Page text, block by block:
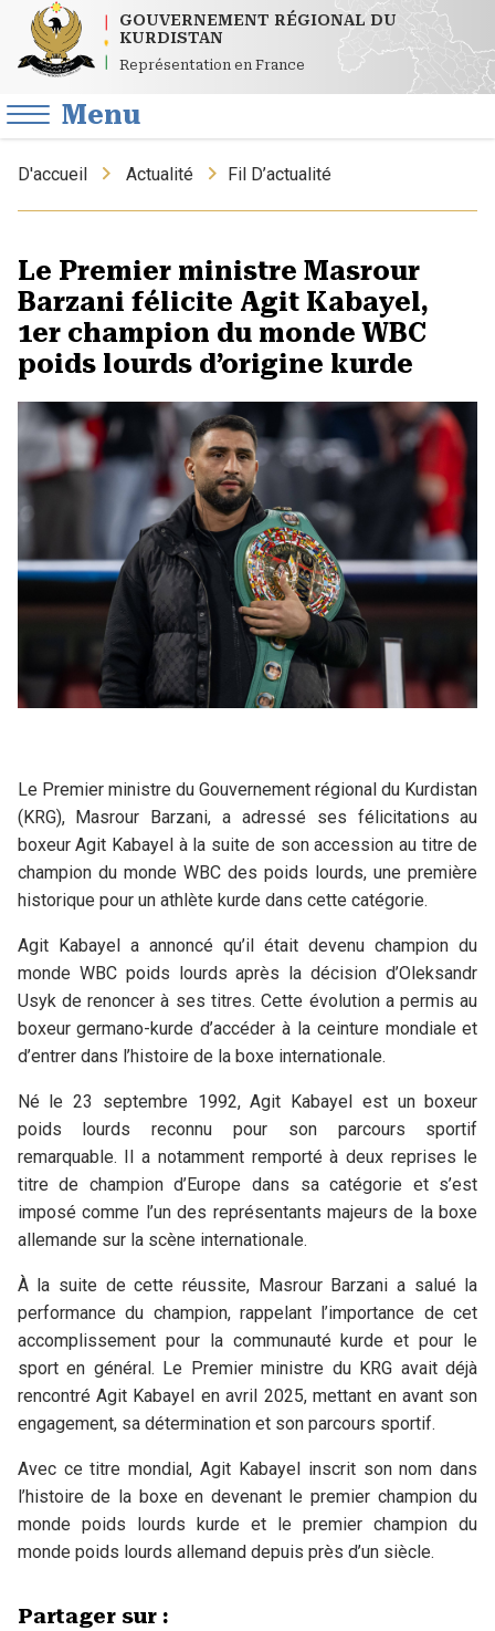
GOUVERNEMENT RÉGIONAL DU
KURDISTAN
Représentation en France
Menu
D'accueil Actualité Fil D’actualité
Le Premier ministre Masrour
Barzani félicite Agit Kabayel,
1er champion du monde WBC
poids lourds d’origine kurde
Le Premier ministre du Gouvernement régional du Kurdistan
(KRG), Masrour Barzani, a adressé ses félicitations au
boxeur Agit Kabayel à la suite de son accession au titre de
champion du monde WBC des poids lourds, une première
historique pour un athlète kurde dans cette catégorie.
Agit Kabayel a annoncé qu’il était devenu champion du
monde WBC poids lourds après la décision d’Oleksandr
Usyk de renoncer à ses titres. Cette évolution a permis au
boxeur germano-kurde d’accéder à la ceinture mondiale et
d’entrer dans l’histoire de la boxe internationale.
Né le 23 septembre 1992, Agit Kabayel est un boxeur
poids lourds reconnu pour son parcours sportif
remarquable. Il a notamment remporté à deux reprises le
titre de champion d’Europe dans sa catégorie et s’est
imposé comme l’un des représentants majeurs de la boxe
allemande sur la scène internationale.
À la suite de cette réussite, Masrour Barzani a salué la
performance du champion, rappelant l’importance de cet
accomplissement pour la communauté kurde et pour le
sport en général. Le Premier ministre du KRG avait déjà
rencontré Agit Kabayel en avril 2025, mettant en avant son
engagement, sa détermination et son parcours sportif.
Avec ce titre mondial, Agit Kabayel inscrit son nom dans
l’histoire de la boxe en devenant le premier champion du
monde poids lourds kurde et le premier champion du
monde poids lourds allemand depuis près d’un siècle.
Partager sur :